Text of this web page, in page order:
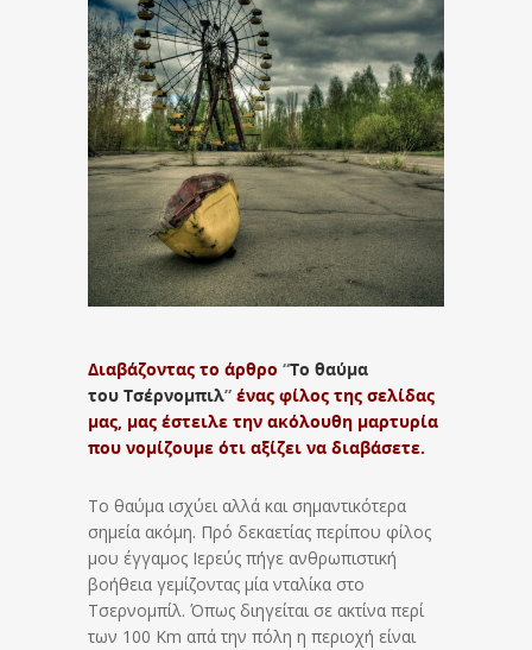
Διαβάζοντας το άρθρο “Το θαύμα
του Τσέρνομπιλ” ένας φίλος της σελίδας
μας, μας έστειλε την ακόλουθη μαρτυρία
που νομίζουμε ότι αξίζει να διαβάσετε.
Το θαύμα ισχύει αλλά και σημαντικότερα
σημεία ακόμη. Πρό δεκαετίας περίπου φίλος
μου έγγαμος Ιερεύς πήγε ανθρωπιστική
βοήθεια γεμίζοντας μία νταλίκα στο
Τσερνομπίλ. Όπως διηγείται σε ακτίνα περί
των 100 Km απά την πόλη η περιοχή είναι